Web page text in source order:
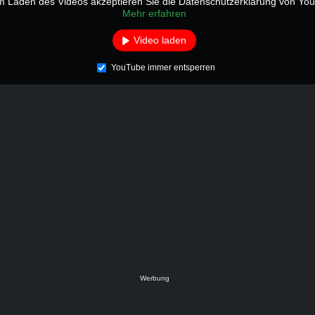
Mehr erfahren
Video laden
YouTube immer entsperren
Werbung